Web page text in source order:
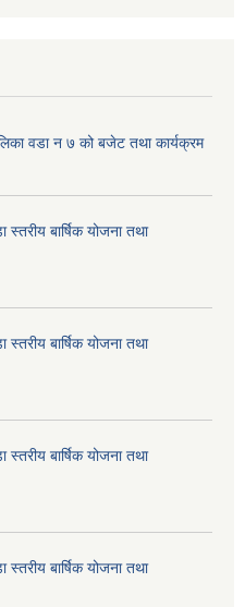
वडा न ७ को बजेट तथा कार्यक्रम
बार्षिक योजना तथा
बार्षिक योजना तथा
बार्षिक योजना तथा
बार्षिक योजना तथा